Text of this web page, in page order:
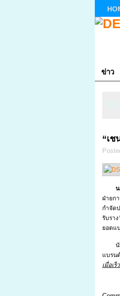
ข่าว
“เช
นาย
ฝ่ายก
กำจัด
รับรา
ยอดแ
นั
แบรน
เมื่อเร็